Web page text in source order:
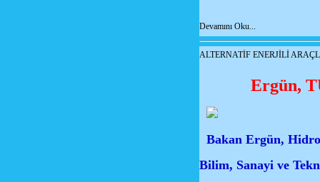
Devamını Oku...
ALTERNATİF ENERJİLİ
Ergün,
Bakan Ergün,
Bilim, Sanayi ve